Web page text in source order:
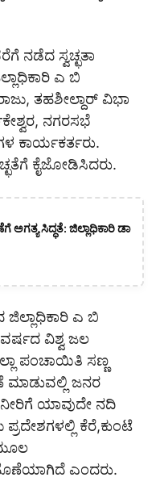
ನಡೆದ ಸ್ವಚ್ಛತಾ
ಎ ಬಿ
ತಹಶೀಲ್ದಾರ್ ವಿಭಾ
ನಗರಸಭೆ
ಕಾರ್ಯಕರ್ತರು.
ಕೈಜೋಡಿಸಿದರು.
ಅಗತ್ಯ ಸಿದ್ಧತೆ: ಜಿಲ್ಲಾಧಿಕಾರಿ ಡಾ
ಜಿಲ್ಲಾಧಿಕಾರಿ ಎ ಬಿ
ವಿಶ್ವ ಜಲ
ಪಂಚಾಯಿತಿ ಸಣ್ಣ
ಮಾಡುವಲ್ಲಿ ಜನರ
ಯಾವುದೇ ನದಿ
ಕೆರೆ,ಕುಂಟೆ
ಹೊಣೆಯಾಗಿದೆ ಎಂದರು.